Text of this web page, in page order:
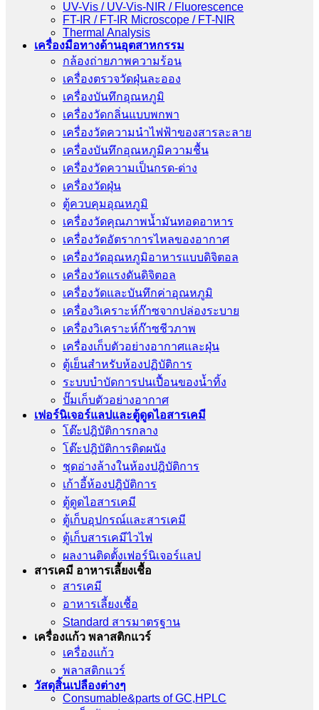
UV-Vis / UV-Vis-NIR / Fluorescence
FT-IR / FT-IR Microscope / FT-NIR
Thermal Analysis
เครื่องมือทางด้านอุตสาหกรรม
กล้องถ่ายภาพความร้อน
เครื่องตรวจวัดฝุ่นละออง
เครื่องบันทึกอุณหภูมิ
เครื่องวัดกลิ่นแบบพกพา
เครื่องวัดความนําไฟฟ้าของสารละลาย
เครื่องบันทึกอุณหภูมิความชื้น
เครื่องวัดความเป็นกรด-ด่าง
เครื่องวัดฝุ่น
ตู้ควบคุมอุณหภูมิ
เครื่องวัดคุณภาพน้ำมันทอดอาหาร
เครื่องวัดอัตราการไหลของอากาศ
เครื่องวัดอุณหภูมิอาหารแบบดิจิตอล
เครื่องวัดแรงดันดิจิตอล
เครื่องวัดและบันทึกค่าอุณหภูมิ
เครื่องวิเคราะห์ก๊าซจากปล่องระบาย
เครื่องวิเคราะห์ก๊าซชีวภาพ
เครื่องเก็บตัวอย่างอากาศเเละฝุ่น
ตู้เย็นสำหรับห้องปฏิบัติการ
ระบบบำบัดการปนเปื้อนของน้ำทิ้ง
ปั๊มเก็บตัวอย่างอากาศ
เฟอร์นิเจอร์แลปและตู้ดูดไอสารเคมี
โต๊ะปฎิบัติการกลาง
โต๊ะปฎิบัติการติดผนัง
ชุดอ่างล้างในห้องปฎิบัติการ
เก้าอี้ห้องปฎิบัติการ
ตู้ดูดไอสารเคมี
ตู้เก็บอุปกรณ์เเละสารเคมี
ตู้เก็บสารเคมีไวไฟ
ผลงานติดตั้งเฟอร์นิเจอร์เเลป
สารเคมี อาหารเลี้ยงเชื้อ
สารเคมี
อาหารเลี้ยงเชื้อ
Standard สารมาตรฐาน
เครื่องเเก้ว พลาสติกแวร์
เครื่องเเก้ว
พลาสติกแวร์
วัสดุสิ้นเปลืองต่างๆ
Consumable&parts of GC,HPLC